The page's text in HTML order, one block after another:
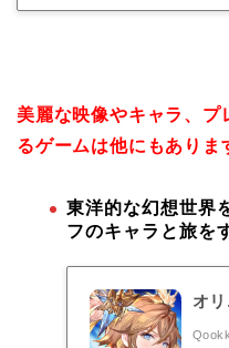
美麗な映像やキャラ、プ
るゲームは他にもありま
東洋的な幻想世界
フのキャラと旅を
オ